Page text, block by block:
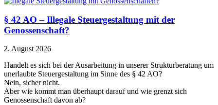
§ 42 AO – Illegale Steuergestaltung mit der
Genossenschaft?
2. August 2026
Handelt es sich bei der Ausarbeitung in unserer Strukturberatung um
unerlaubte Steuergestaltung im Sinne des § 42 AO?
Nein, sicher nicht.
Aber wie kommt man überhaupt darauf und wie grenzt sich
Genossenschaft davon ab?